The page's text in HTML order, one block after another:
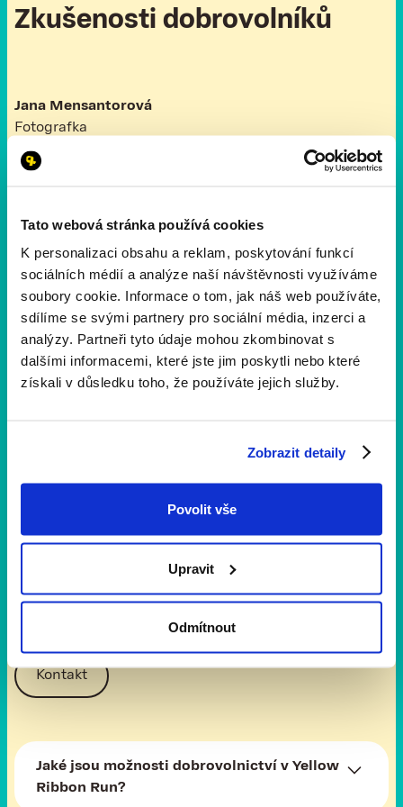
Tato webová stránka používá cookies
K personalizaci obsahu a reklam, poskytování funkcí
sociálních médií a analýze naší návštěvnosti využíváme
soubory cookie. Informace o tom, jak náš web používáte,
sdílíme se svými partnery pro sociální média, inzerci a
analýzy. Partneři tyto údaje mohou zkombinovat s
dalšími informacemi, které jste jim poskytli nebo které
získali v důsledku toho, že používáte jejich služby.
Zobrazit detaily
Povolit vše
Upravit
Odmítnout
Zkušenosti dobrovolníků
Jana Mensantorová
Fotografka
Zoran Bartek
Marketing Director at Czech Olympic Committee
,,YRR podporuji od prvního ročníku. Je to jedinečný projekt, který spojuje na
první pohled nespojitelné skupiny lidí a to vše díky sportu. Když jsem byl
poprvé běhat s odsouzenými, zaměstnanci vězeňské služby, členy nevládních
Nejčastější otázky
Chcete být naším dobrovolníkem? Děkujeme, vážíme si
toho. Spojte se s námi, probereme všechny vaše otázky.
Kontakt
Jaké jsou možnosti dobrovolnictví v Yellow
Ribbon Run?